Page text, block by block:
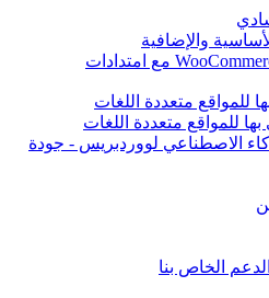
توافق امتدادات WooCommerce مع امتدادات
للمواقع متعددة اللغات
للمواقع متعددة اللغات
الاصطناعي لووردبريس - جودة
الخاص بنا